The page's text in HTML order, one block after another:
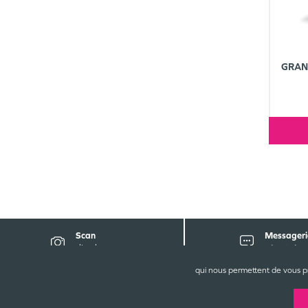
qui nous permettent de vous
Scan
d'ordonnance
sécurisée